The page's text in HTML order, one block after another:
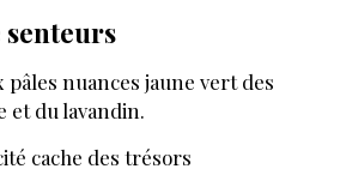
senteurs
pâles nuances jaune vert des
et du lavandin.
cache des trésors